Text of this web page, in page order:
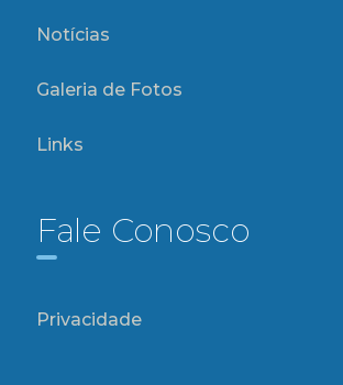
Notícias
Galeria de Fotos
Links
Fale Conosco
Privacidade